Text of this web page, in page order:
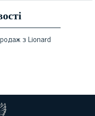
з Lionard